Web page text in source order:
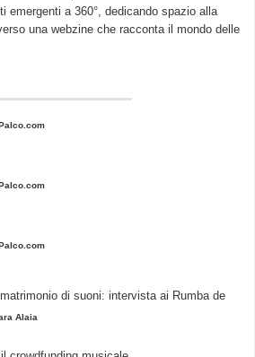
emergenti a 360°, dedicando spazio alla
una webzine che racconta il mondo delle
di suoni: intervista ai Rumba de
Alaia